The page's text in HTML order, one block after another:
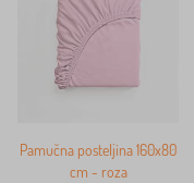
Pamučna posteljina 160x80
cm - roza